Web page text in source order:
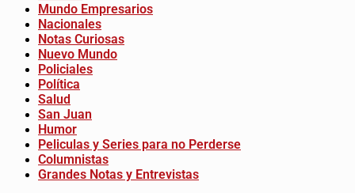
Mundo Empresarios
Nacionales
Notas Curiosas
Nuevo Mundo
Policiales
Política
Salud
San Juan
Humor
Peliculas y Series para no Perderse
Columnistas
Grandes Notas y Entrevistas